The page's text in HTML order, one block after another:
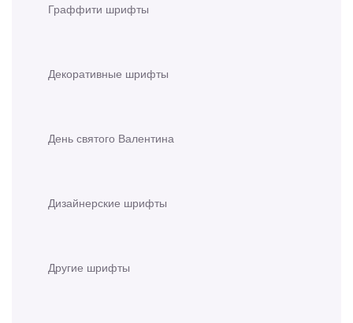
Граффити шрифты
Декоративные шрифты
День святого Валентина
Дизайнерские шрифты
Другие шрифты